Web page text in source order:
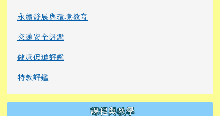
永續發展與環境教育
交通安全評鑑
健康促進評鑑
特教評鑑
課程與教學